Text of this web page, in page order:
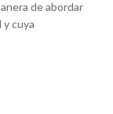
de abordar
cuya